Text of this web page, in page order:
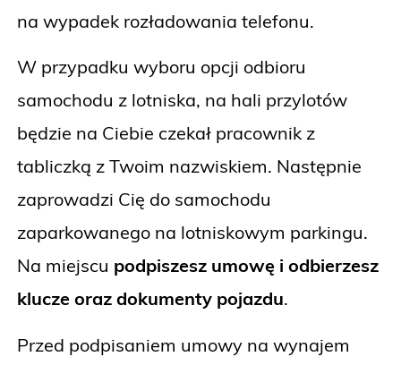
na wypadek rozładowania telefonu.
W przypadku wyboru opcji odbioru
samochodu z lotniska, na hali przylotów
będzie na Ciebie czekał pracownik z
tabliczką z Twoim nazwiskiem. Następnie
zaprowadzi Cię do samochodu
zaparkowanego na lotniskowym parkingu.
Na miejscu podpiszesz umowę i odbierzesz
klucze oraz dokumenty pojazdu.
Przed podpisaniem umowy na wynajem